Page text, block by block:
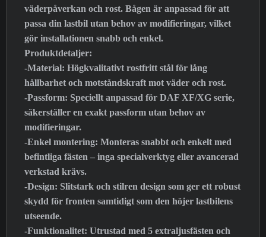
väderpåverkan och rost. Bågen är anpassad för att
passa din lastbil utan behov av modifieringar, vilket
gör installationen snabb och enkel.
Produktdetaljer:
-Material: Högkvalitativt rostfritt stål för lång
hållbarhet och motståndskraft mot väder och rost.
-Passform: Speciellt anpassad för DAF XF/XG serie,
säkerställer en exakt passform utan behov av
modifieringar.
-Enkel montering: Monteras snabbt och enkelt med
befintliga fästen – inga specialverktyg eller avancerad
verkstad krävs.
-Design: Slitstark och stilren design som ger ett robust
skydd för fronten samtidigt som den höjer lastbilens
utseende.
-Funktionalitet: Utrustad med 5 extraljusfästen och